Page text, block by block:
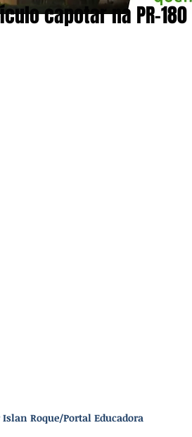
capotar na PR-180
Islan Roque/Portal Educadora